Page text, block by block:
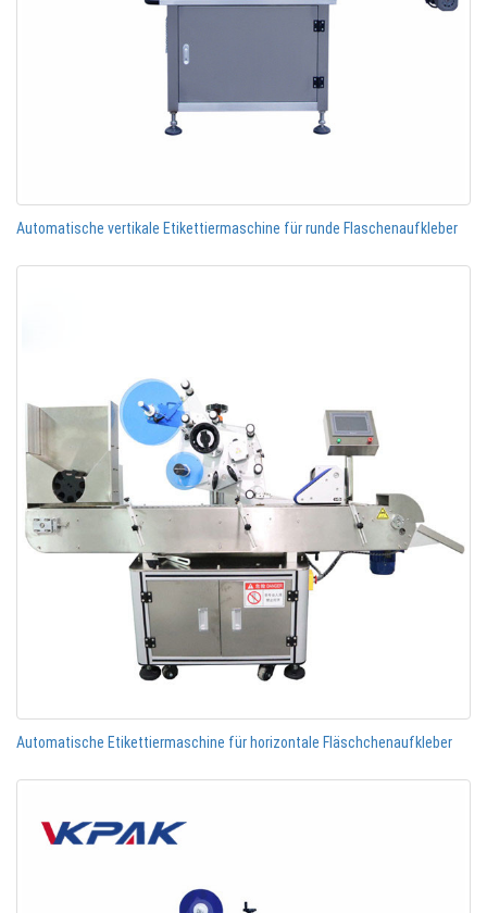
Automatische vertikale Etikettiermaschine für runde Flaschenaufkleber
Automatische Etikettiermaschine für horizontale Fläschchenaufkleber